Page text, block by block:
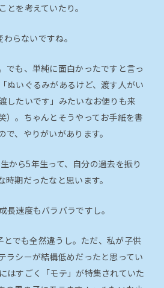
とを考えていたり。
らないですね。
でも、単純に面白かったですと言っ
ぬいぐるみがあるけど、渡す人がい
したいです」みたいなお便りも来
）。ちゃんとそうやってお手紙を書
、やりがいがあります。
から5年生って、自分の過去を振り
期だったなと思います。
長速度もバラバラですし。
とでも全然違うし。ただ、私が子供
ラシーが結構低めだったと思ってい
はすごく「モテ」が特集されていた